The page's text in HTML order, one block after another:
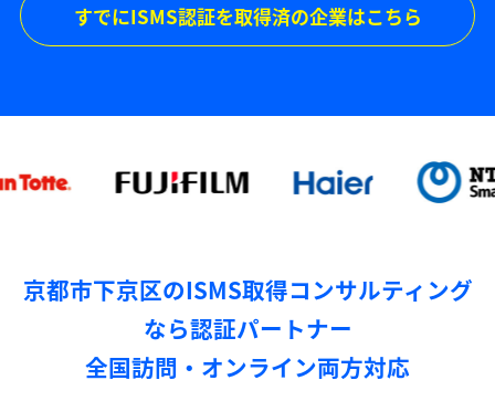
すでにISMS認証を取得済の企業はこちら
京都市下京区のISMS取得コンサルティング
なら認証パートナー
全国訪問・オンライン両方対応